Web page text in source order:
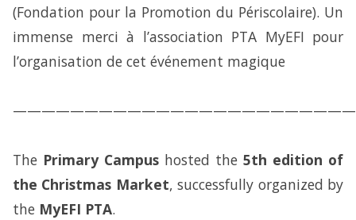
(Fondation pour la Promotion du Périscolaire). Un
immense merci à l’association PTA MyEFI pour
l’organisation de cet événement magique
The Primary Campus hosted the 5th edition of
the Christmas Market, successfully organized by
the MyEFI PTA.